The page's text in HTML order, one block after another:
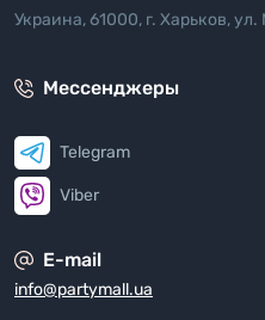
Украина, 61000, г. Харьков,
Мессенджеры
Telegram
Viber
E-mail
info@partymall.ua